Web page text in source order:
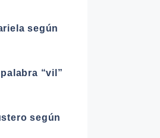
según
“vil”
según